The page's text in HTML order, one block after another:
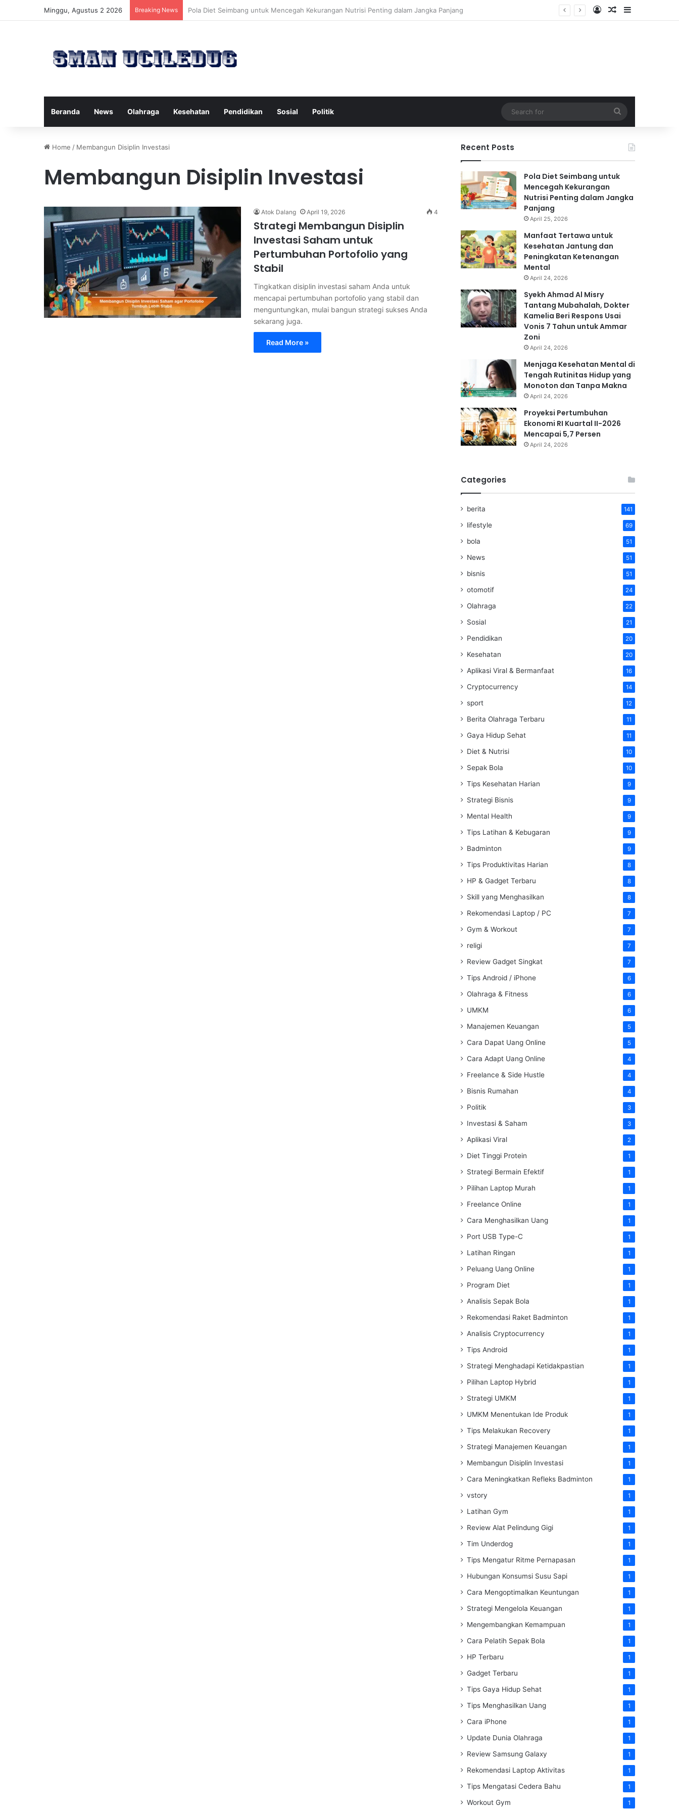
Minggu, Agustus 2 2026 Breaking News Manfaat Tertawa untuk Kesehatan Jantung dan Peningkatan Ketenangan Mental Log InRandom Article
Sidebar
Beranda News Olahraga Kesehatan Pendidikan Sosial Politik
for
Home / Membangun Disiplin Investasi
Membangun Disiplin Investasi
Atok Dalang April 19, 2026 4
Strategi Membangun Disiplin
Investasi Saham untuk
Pertumbuhan Portofolio yang
Stabil
Tingkatkan disiplin investasi saham Anda untuk
mencapai pertumbuhan portofolio yang stabil dan
menguntungkan, mulai bangun strategi sukses Anda
sekarang juga.
Read More »
Recent Posts
Pola Diet Seimbang untuk
Mencegah Kekurangan
Nutrisi Penting dalam Jangka
Panjang
April 25, 2026
Manfaat Tertawa untuk
Kesehatan Jantung dan
Peningkatan Ketenangan
Mental
April 24, 2026
Syekh Ahmad Al Misry
Tantang Mubahalah, Dokter
Kamelia Beri Respons Usai
Vonis 7 Tahun untuk Ammar
Zoni
April 24, 2026
Menjaga Kesehatan Mental di
Tengah Rutinitas Hidup yang
Monoton dan Tanpa Makna
April 24, 2026
Proyeksi Pertumbuhan
Ekonomi RI Kuartal II-2026
Mencapai 5,7 Persen
April 24, 2026
Categories
berita 141
lifestyle 69
bola 51
News 51
bisnis 51
otomotif 24
Olahraga 22
Sosial 21
Pendidikan 20
Kesehatan 20
Aplikasi Viral & Bermanfaat 16
Cryptocurrency 14
sport 12
Berita Olahraga Terbaru 11
Gaya Hidup Sehat 11
Diet & Nutrisi 10
Sepak Bola 10
Tips Kesehatan Harian 9
Strategi Bisnis 9
Mental Health 9
Tips Latihan & Kebugaran 9
Badminton 9
Tips Produktivitas Harian 8
HP & Gadget Terbaru 8
Skill yang Menghasilkan 8
Rekomendasi Laptop / PC 7
Gym & Workout 7
religi 7
Review Gadget Singkat 7
Tips Android / iPhone 6
Olahraga & Fitness 6
UMKM 6
Manajemen Keuangan 5
Cara Dapat Uang Online 5
Cara Adapt Uang Online 4
Freelance & Side Hustle 4
Bisnis Rumahan 4
Politik 3
Investasi & Saham 3
Aplikasi Viral 2
Diet Tinggi Protein 1
Strategi Bermain Efektif 1
Pilihan Laptop Murah 1
Freelance Online 1
Cara Menghasilkan Uang 1
Port USB Type-C 1
Latihan Ringan 1
Peluang Uang Online 1
Program Diet 1
Analisis Sepak Bola 1
Rekomendasi Raket Badminton 1
Analisis Cryptocurrency 1
Tips Android 1
Strategi Menghadapi Ketidakpastian 1
Pilihan Laptop Hybrid 1
Strategi UMKM 1
UMKM Menentukan Ide Produk 1
Tips Melakukan Recovery 1
Strategi Manajemen Keuangan 1
Membangun Disiplin Investasi 1
Cara Meningkatkan Refleks Badminton 1
vstory 1
Latihan Gym 1
Review Alat Pelindung Gigi 1
Tim Underdog 1
Tips Mengatur Ritme Pernapasan 1
Hubungan Konsumsi Susu Sapi 1
Cara Mengoptimalkan Keuntungan 1
Strategi Mengelola Keuangan 1
Mengembangkan Kemampuan 1
Cara Pelatih Sepak Bola 1
HP Terbaru 1
Gadget Terbaru 1
Tips Gaya Hidup Sehat 1
Tips Menghasilkan Uang 1
Cara iPhone 1
Update Dunia Olahraga 1
Review Samsung Galaxy 1
Rekomendasi Laptop Aktivitas 1
Tips Mengatasi Cedera Bahu 1
Workout Gym 1